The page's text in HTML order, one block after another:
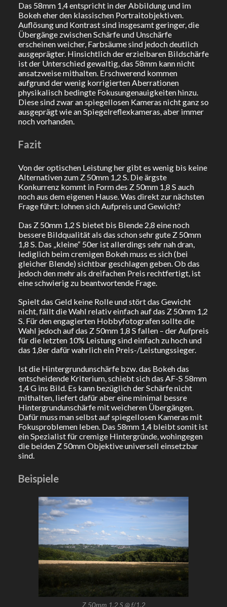
Das 58mm 1,4 entspricht in der Abbildung und im
Bokeh eher den klassischen Portraitobjektiven.
Auflösung und Kontrast sind insgesamt geringer, die
Übergänge zwischen Schärfe und Unschärfe
erscheinen weicher, Farbsäume sind jedoch deutlich
ausgeprägter. Hinsichtlich der erzielbaren Bildschärfe
ist der Unterschied gewaltig, das 58mm kann nicht
ansatzweise mithalten. Erschwerend kommen
aufgrund der wenig korrigierten Aberrationen
physikalisch bedingte Fokusungenauigkeiten hinzu.
Diese sind zwar an spiegellosen Kameras nicht ganz so
ausgeprägt wie an Spiegelreflexkameras, aber immer
noch vorhanden.
Fazit
Von der optischen Leistung her gibt es wenig bis keine
Alternativen zum Z 50mm 1,2 S. Die ärgste
Konkurrenz kommt in Form des Z 50mm 1,8 S auch
noch aus dem eigenen Hause. Was direkt zur nächsten
Frage führt: lohnen sich Aufpreis und Gewicht?
Das Z 50mm 1,2 S bietet bis Blende 2,8 eine noch
bessere Bildqualität als das schon sehr gute Z 50mm
1,8 S. Das „kleine“ 50er ist allerdings sehr nah dran,
lediglich beim cremigen Bokeh muss es sich (bei
gleicher Blende) sichtbar geschlagen geben. Ob das
jedoch den mehr als dreifachen Preis rechtfertigt, ist
eine schwierig zu beantwortende Frage.
Spielt das Geld keine Rolle und stört das Gewicht
nicht, fällt die Wahl relativ einfach auf das Z 50mm 1,2
S. Für den engagierten Hobbyfotografen sollte die
Wahl jedoch auf das Z 50mm 1,8 S fallen – der Aufpreis
für die letzten 10% Leistung sind einfach zu hoch und
das 1,8er dafür wahrlich ein Preis-/Leistungssieger.
Ist die Hintergrundunschärfe bzw. das Bokeh das
entscheidende Kriterium, schiebt sich das AF-S 58mm
1,4 G ins Bild. Es kann bezüglich der Schärfe nicht
mithalten, liefert dafür aber eine minimal bessre
Hintergrundunschärfe mit weicheren Übergängen.
Dafür muss man selbst auf spiegellosen Kameras mit
Fokusproblemen leben. Das 58mm 1,4 bleibt somit ist
ein Spezialist für cremige Hintergründe, wohingegen
die beiden Z 50mm Objektive universell einsetzbar
sind.
Beispiele
Z 50mm 1,2 S @ f/1,2